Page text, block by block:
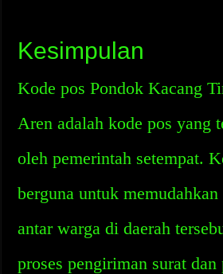
Kesimpulan
Kode pos Pondok Kacang
Aren adalah kode pos yang
oleh pemerintah setempat.
berguna untuk
antar warga di daerah
proses pengiriman surat dan